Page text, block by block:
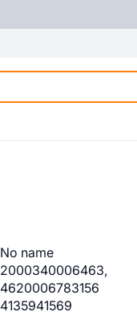
No name
2000340006463,
4620006783156
4135941569